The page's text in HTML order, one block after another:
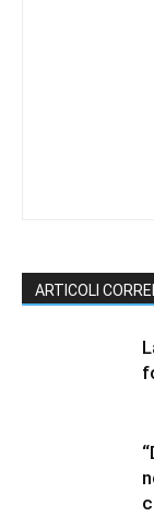
ARTICOLI